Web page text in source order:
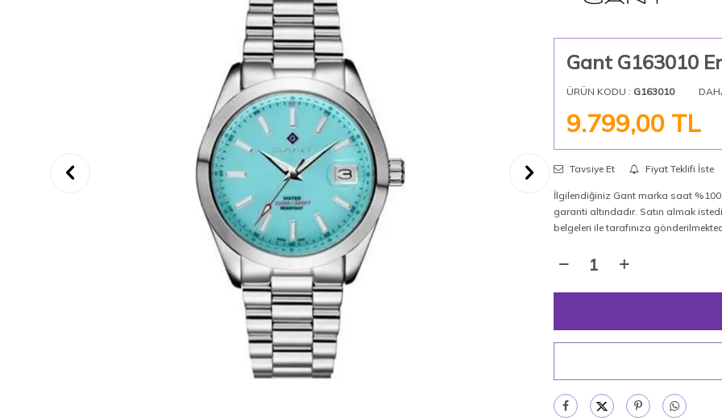
Gant G163010
ÜRÜN KODU : G163010
9.799,00 TL
Tavsiye Et Fiyat Teklifi İste
İlgilendiğiniz Gant marka saat
garanti altındadır. Satın almak
belgeleri ile tarafınıza